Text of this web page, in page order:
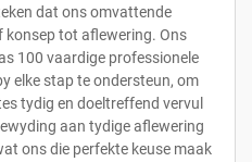
dat ons omvattende
tot aflewering. Ons
100 vaardige professionele
elke stap te ondersteun, om
tydig en doeltreffend vervul
aan tydige aflewering
ons die perfekte keuse maak